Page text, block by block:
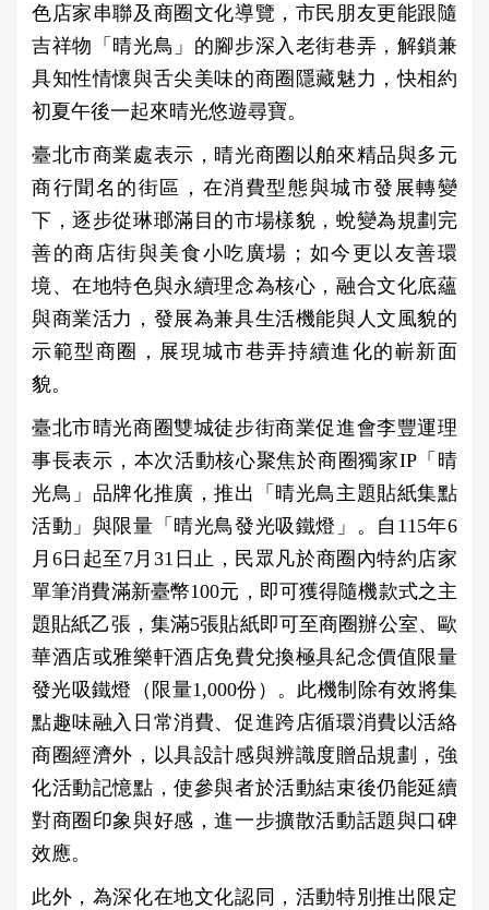
色店家串聯及商圈文化導覽，市民朋友更能跟隨
吉祥物「晴光鳥」的腳步深入老街巷弄，解鎖兼
具知性情懷與舌尖美味的商圈隱藏魅力，快相約
初夏午後一起來晴光悠遊尋寶。
臺北市商業處表示，晴光商圈以舶來精品與多元
商行聞名的街區，在消費型態與城市發展轉變
下，逐步從琳瑯滿目的市場樣貌，蛻變為規劃完
善的商店街與美食小吃廣場；如今更以友善環
境、在地特色與永續理念為核心，融合文化底蘊
與商業活力，發展為兼具生活機能與人文風貌的
示範型商圈，展現城市巷弄持續進化的嶄新面
貌。
臺北市晴光商圈雙城徒步街商業促進會李豐運理
事長表示，本次活動核心聚焦於商圈獨家IP「晴
光鳥」品牌化推廣，推出「晴光鳥主題貼紙集點
活動」與限量「晴光鳥發光吸鐵燈」。自115年6
月6日起至7月31日止，民眾凡於商圈內特約店家
單筆消費滿新臺幣100元，即可獲得隨機款式之主
題貼紙乙張，集滿5張貼紙即可至商圈辦公室、歐
華酒店或雅樂軒酒店免費兌換極具紀念價值限量
發光吸鐵燈（限量1,000份）。此機制除有效將集
點趣味融入日常消費、促進跨店循環消費以活絡
商圈經濟外，以具設計感與辨識度贈品規劃，強
化活動記憶點，使參與者於活動結束後仍能延續
對商圈印象與好感，進一步擴散活動話題與口碑
效應。
此外，為深化在地文化認同，活動特別推出限定